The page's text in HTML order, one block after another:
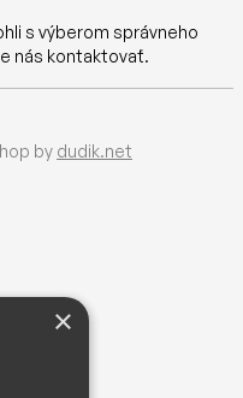
s výberom správneho
nás kontaktovať.
by dudik.net
×